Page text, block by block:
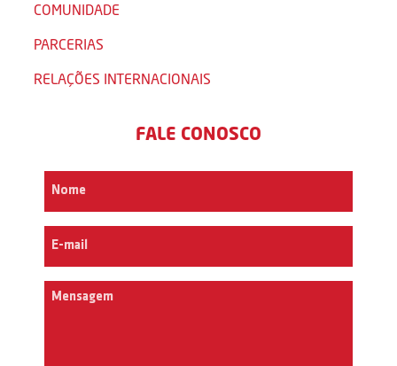
COMUNIDADE
PARCERIAS
RELAÇÕES INTERNACIONAIS
FALE CONOSCO